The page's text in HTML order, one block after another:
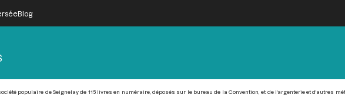
Blog
populaire de Seignelay de 115 livres en numéraire, déposés sur le bureau de la Convention, et de l'argenterie et d'autres